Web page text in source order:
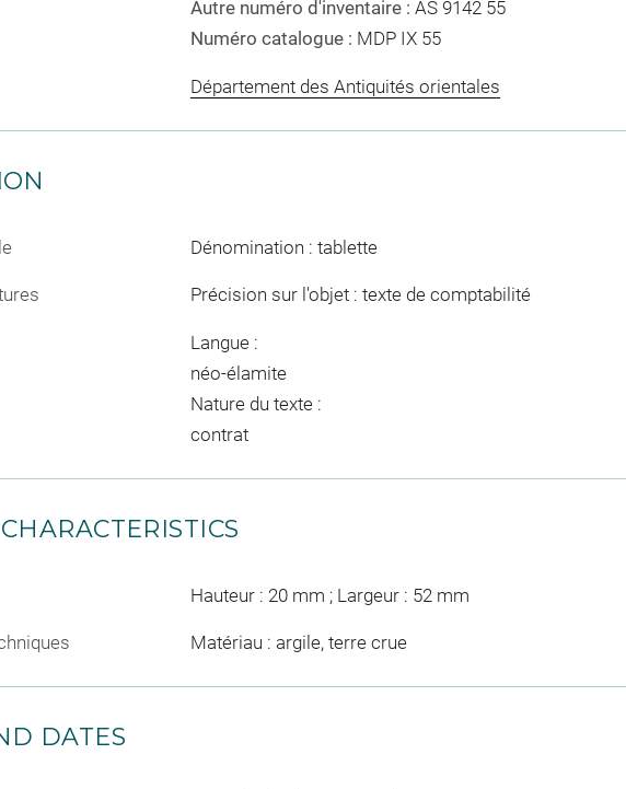
Autre numéro d'inventaire : AS 9142 55
Numéro catalogue : MDP IX 55
Département des Antiquités orientales
Dénomination : tablette
Précision sur l'objet : texte de comptabilité
Langue :
néo-élamite
Nature du texte :
contrat
Hauteur : 20 mm ; Largeur : 52 mm
Matériau : argile, terre crue
DATES